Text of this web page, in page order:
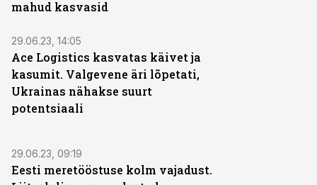
mahud kasvasid
29.06.23, 14:05
Ace Logistics kasvatas käivet ja
kasumit. Valgevene äri lõpetati,
Ukrainas nähakse suurt
potentsiaali
29.06.23, 09:19
Eesti meretööstuse kolm vajadust.